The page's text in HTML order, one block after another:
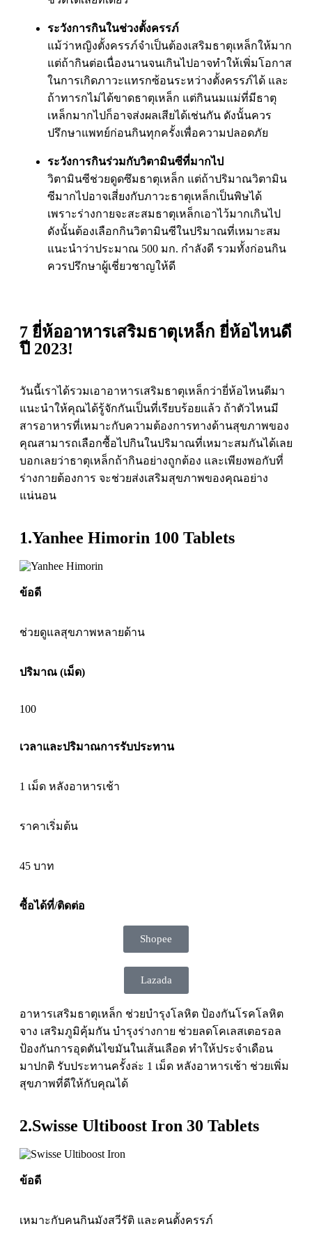
ระวังการกินในช่วงตั้งครรภ์
แม้ว่าหญิงตั้งครรภ์จำเป็นต้องเสริมธาตุเหล็กให้มาก
แต่ถ้ากินต่อเนื่องนานจนเกินไปอาจทำให้เพิ่มโอกาส
ในการเกิดภาวะแทรกซ้อนระหว่างตั้งครรภ์ได้ และ
ถ้าทารกไม่ได้ขาดธาตุเหล็ก แต่กินนมแม่ที่มีธาตุ
เหล็กมากไปก็อาจส่งผลเสียได้เช่นกัน ดังนั้นควร
ปรึกษาแพทย์ก่อนกินทุกครั้งเพื่อความปลอดภัย
ระวังการกินร่วมกับวิตามินซีที่มากไป
วิตามินซีช่วยดูดซึมธาตุเหล็ก แต่ถ้าปริมาณวิตามิน
ซีมากไปอาจเสี่ยงกับภาวะธาตุเหล็กเป็นพิษได้
เพราะร่างกายจะสะสมธาตุเหล็กเอาไว้มากเกินไป
ดังนั้นต้องเลือกกินวิตามินซีในปริมาณที่เหมาะสม
แนะนำว่าประมาณ 500 มก. กำลังดี รวมทั้งก่อนกิน
ควรปรึกษาผู้เชี่ยวชาญให้ดี
7 ยี่ห้ออาหารเสริมธาตุเหล็ก ยี่ห้อไหนดี
ปี 2023!
วันนี้เราได้รวมเอาอาหารเสริมธาตุเหล็กว่ายี่ห้อไหนดีมา
แนะนำให้คุณได้รู้จักกันเป็นที่เรียบร้อยแล้ว ถ้าตัวไหนมี
สารอาหารที่เหมาะกับความต้องการทางด้านสุขภาพของ
คุณสามารถเลือกซื้อไปกินในปริมาณที่เหมาะสมกันได้เลย
บอกเลยว่าธาตุเหล็กถ้ากินอย่างถูกต้อง และเพียงพอกับที่
ร่างกายต้องการ จะช่วยส่งเสริมสุขภาพของคุณอย่าง
แน่นอน
1.Yanhee Himorin 100 Tablets
ข้อดี
ช่วยดูแลสุขภาพหลายด้าน
ปริมาณ (เม็ด)
100
เวลาและปริมาณการรับประทาน
1 เม็ด หลังอาหารเช้า
ราคาเริ่มต้น
45 บาท
ซื้อได้ที่/ติดต่อ
Shopee
Lazada
อาหารเสริมธาตุเหล็ก ช่วยบำรุงโลหิต ป้องกันโรคโลหิต
จาง เสริมภูมิคุ้มกัน บำรุงร่างกาย ช่วยลดโคเลสเตอรอล
ป้องกันการอุดตันไขมันในเส้นเลือด ทำให้ประจำเดือน
มาปกติ รับประทานครั้งล่ะ 1 เม็ด หลังอาหารเช้า ช่วยเพิ่ม
สุขภาพที่ดีให้กับคุณได้
2.Swisse Ultiboost Iron 30 Tablets
ข้อดี
เหมาะกับคนกินมังสวีรัติ และคนตั้งครรภ์